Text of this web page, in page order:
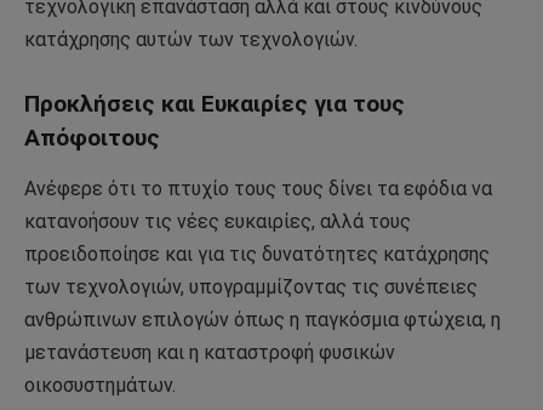
τεχνολογική επανάσταση αλλά και στους κινδύνους
κατάχρησης αυτών των τεχνολογιών.
Προκλήσεις και Ευκαιρίες για τους
Απόφοιτους
Ανέφερε ότι το πτυχίο τους τους δίνει τα εφόδια να
κατανοήσουν τις νέες ευκαιρίες, αλλά τους
προειδοποίησε και για τις δυνατότητες κατάχρησης
των τεχνολογιών, υπογραμμίζοντας τις συνέπειες
ανθρώπινων επιλογών όπως η παγκόσμια φτώχεια, η
μετανάστευση και η καταστροφή φυσικών
οικοσυστημάτων.